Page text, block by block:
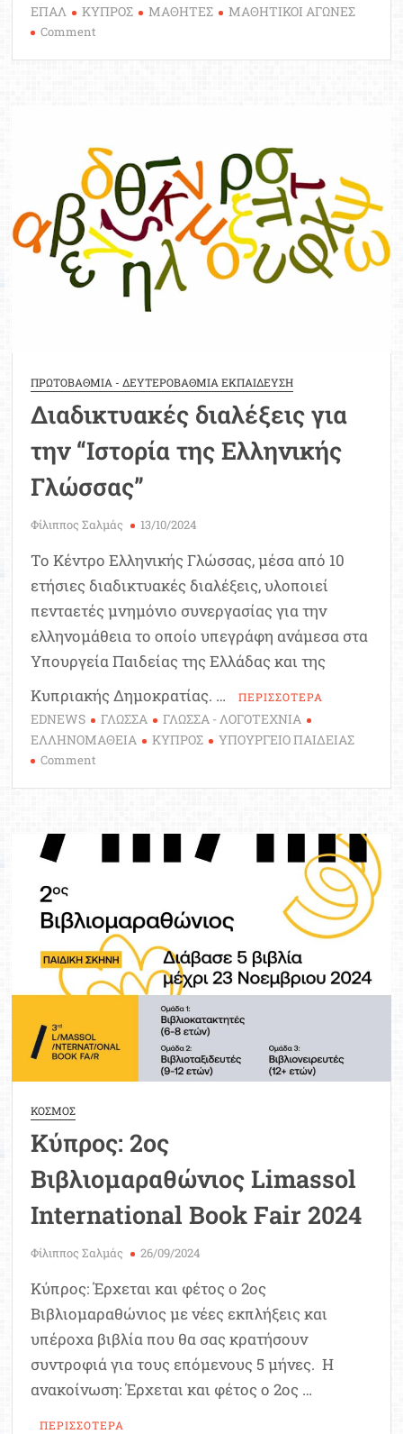
ΕΠΑΛ
ΚΥΠΡΟΣ ΜΑΘΗΤΕΣ ΜΑΘΗΤΙΚΟΙ ΑΓΩΝΕΣ
Comment
ΕΠΑ.Λ.
Ελλάδας
–
Κύπρου
σχολικού
έτους
2024-
ΠΡΩΤΟΒΑΘΜΙΑ - ΔΕΥΤΕΡΟΒΑΘΜΙΑ ΕΚΠΑΙΔΕΥΣΗ
Διαδικτυακές διαλέξεις για
την “Ιστορία της Ελληνικής
Γλώσσας”
Φίλιππος Σαλμάς 13/10/2024
Το Κέντρο Ελληνικής Γλώσσας, μέσα από 10
ετήσιες διαδικτυακές διαλέξεις, υλοποιεί
πενταετές μνημόνιο συνεργασίας για την
ελληνομάθεια το οποίο υπεγράφη ανάμεσα στα
Υπουργεία Παιδείας της Ελλάδας και της
Κυπριακής Δημοκρατίας. …
ΠΕΡΙΣΣΟΤΕΡΑ
EDNEWS ΓΛΩΣΣΑ
ΓΛΩΣΣΑ - ΛΟΓΟΤΕΧΝΙΑ
ΕΛΛΗΝΟΜΑΘΕΙΑ
ΚΥΠΡΟΣ ΥΠΟΥΡΓΕΙΟ ΠΑΙΔΕΙΑΣ
Comment
την
“Ιστορία
Γλώσσας”
ΚΟΣΜΟΣ
Κύπρος: 2ος
Βιβλιομαραθώνιος Limassol
International Book Fair 2024
Φίλιππος Σαλμάς 26/09/2024
Κύπρος: Έρχεται και φέτος ο 2ος
Βιβλιομαραθώνιος με νέες εκπλήξεις και
υπέροχα βιβλία που θα σας κρατήσουν
συντροφιά για τους επόμενους 5 μήνες. Η
ανακοίνωση: Έρχεται και φέτος ο 2ος …
ΠΕΡΙΣΣΟΤΕΡΑ